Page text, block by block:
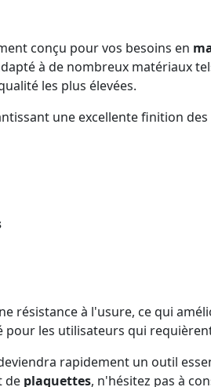
conçu pour vos besoins en
à de nombreux matériaux
les plus élevées.
une excellente finition
résistance à l'usure, ce qui
pour les utilisateurs qui
rapidement un outil
de plaquettes, n'hésitez pas à